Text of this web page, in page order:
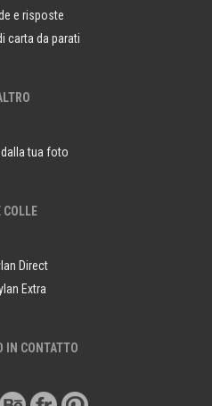
e risposte
carta da parati
tua foto
COLLE
Direct
Extra
IN CONTATTO